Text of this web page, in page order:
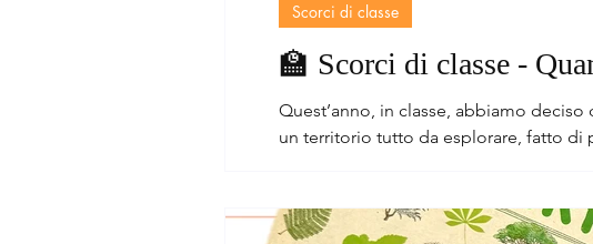
🏫 Scorci di classe -
Quest’anno, in classe, abbiamo deciso di prenderci un tempo
un territorio tutto da esplorare, fatto di
Scorci di classe